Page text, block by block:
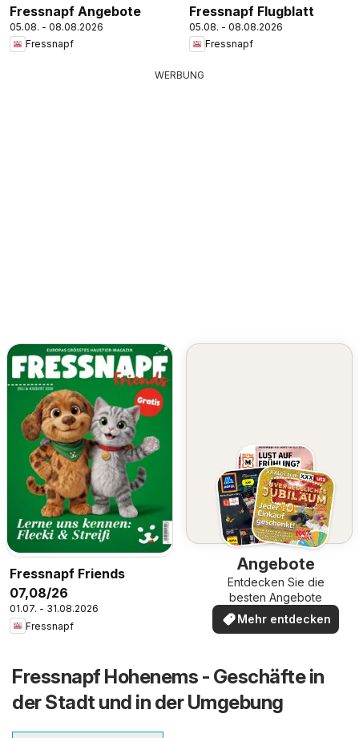
Fressnapf Angebote
05.08. - 08.08.2026
Fressnapf
Fressnapf Flugblatt
05.08. - 08.08.2026
Fressnapf
WERBUNG
Fressnapf Friends
07,08/26
01.07. - 31.08.2026
Fressnapf
Angebote
Entdecken Sie die
besten Angebote
Mehr entdecken
Fressnapf Hohenems - Geschäfte in
der Stadt und in der Umgebung